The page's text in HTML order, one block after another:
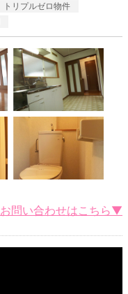
トリプルゼロ物件
お問い合わせはこちら▼